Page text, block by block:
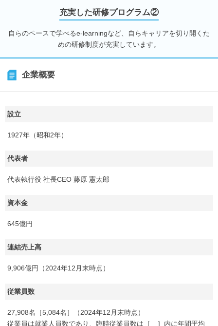
充実した研修プログラム②
自らのペースで学べるe-learningなど、自らキャリアを切り開くた
めの研修制度が充実しています。
企業概要
設立
1927年（昭和2年）
代表者
代表執行役 社長CEO 藤原 憲太郎
資本金
645億円
連結売上高
9,906億円（2024年12月末時点）
従業員数
27,908名［5,084名］（2024年12月末時点）
従業員は就業人員数であり、臨時従業員数は［ ］内に年間平均